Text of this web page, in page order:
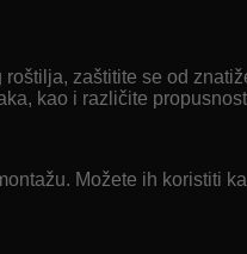
zaštitite se od
kao i različite
Možete ih koristiti